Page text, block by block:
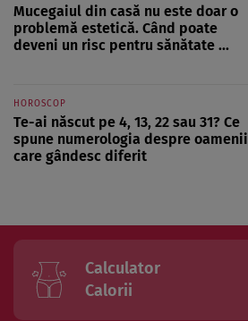
Mucegaiul din casă nu este doar o
problemă estetică. Când poate
deveni un risc pentru sănătate ...
HOROSCOP
Te-ai născut pe 4, 13, 22 sau 31? Ce
spune numerologia despre oamenii
care gândesc diferit
Calculator
Calorii